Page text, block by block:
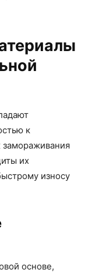
к
их
износу
основе,